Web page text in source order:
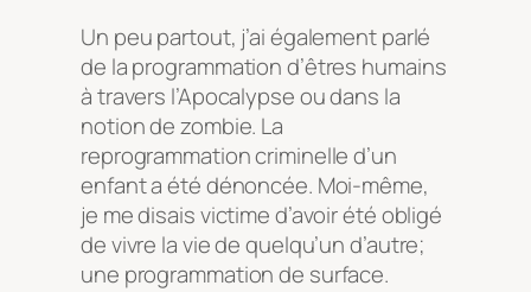
Un peu partout, j’ai également parlé
de la programmation d’êtres humains
à travers l’Apocalypse ou dans la
notion de zombie. La
reprogrammation criminelle d’un
enfant a été dénoncée. Moi-même,
je me disais victime d’avoir été obligé
de vivre la vie de quelqu’un d’autre;
une programmation de surface.